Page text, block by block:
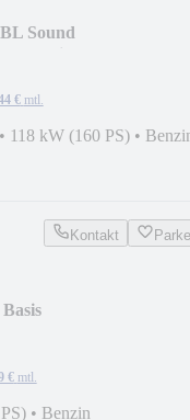
Sound
€ mtl.
• 118 kW (160 PS) •
Kontakt
€ mtl.
• Benzin